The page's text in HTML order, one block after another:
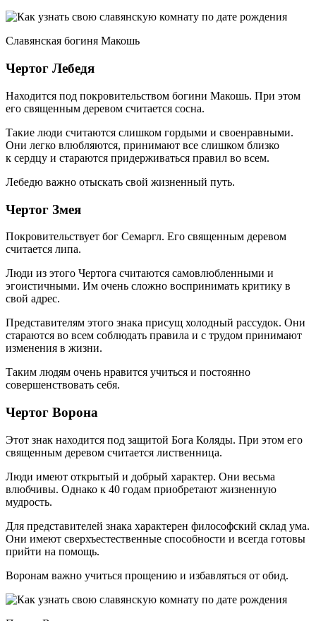
Славянская богиня Макошь
Чертог Лебедя
Находится под покровительством богини Макошь. При этом
его священным деревом считается сосна.
Такие люди считаются слишком гордыми и своенравными.
Они легко влюбляются, принимают все слишком близко
к сердцу и стараются придерживаться правил во всем.
Лебедю важно отыскать свой жизненный путь.
Чертог Змея
Покровительствует бог Семаргл. Его священным деревом
считается липа.
Люди из этого Чертога считаются самовлюбленными и
эгоистичными. Им очень сложно воспринимать критику в
свой адрес.
Представителям этого знака присущ холодный рассудок. Они
стараются во всем соблюдать правила и с трудом принимают
изменения в жизни.
Таким людям очень нравится учиться и постоянно
совершенствовать себя.
Чертог Ворона
Этот знак находится под защитой Бога Коляды. При этом его
священным деревом считается лиственница.
Люди имеют открытый и добрый характер. Они весьма
влюбчивы. Однако к 40 годам приобретают жизненную
мудрость.
Для представителей знака характерен философский склад ума.
Они имеют сверхъестественные способности и всегда готовы
прийти на помощь.
Воронам важно учиться прощению и избавляться от обид.